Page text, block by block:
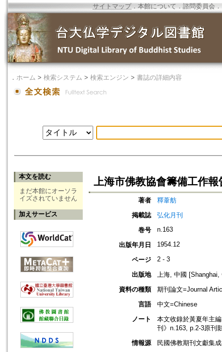
サイトマップ．本館について ． 諮問委員会 ．
． ホーム > 検索システム > 検索エンジン > 書誌の詳細内容
本文を読む
まだ本館にオーソラ
イズされていません
加えサービス
上海市佛教協會籌備工作報
著者
釋葦舫
掲載誌
弘化月刊
巻号
n.163
出版年月日 1954.12
ページ 2 - 3
出版地
上海, 中國 [Shanghai,
資料の種類
期刊論文=Journal
言語
中文=Chinese
ノート
本文收錄於黃夏年主
刊》n.163, p.2-3原刊
情報源
民國佛教期刊文獻集